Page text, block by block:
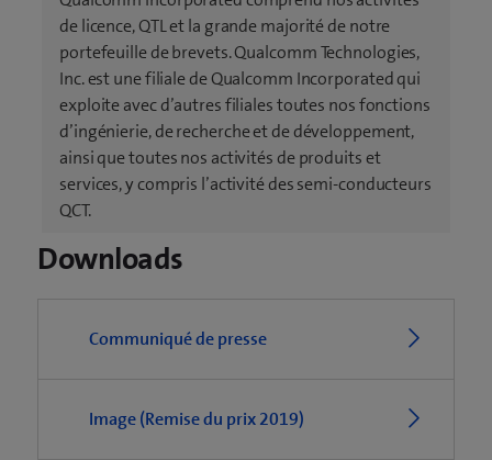
de licence, QTL et la grande majorité de notre
portefeuille de brevets. Qualcomm Technologies,
Inc. est une filiale de Qualcomm Incorporated qui
exploite avec d’autres filiales toutes nos fonctions
d’ingénierie, de recherche et de développement,
ainsi que toutes nos activités de produits et
services, y compris l’activité des semi-conducteurs
QCT.
Downloads
Communiqué de presse
Image (Remise du prix 2019)